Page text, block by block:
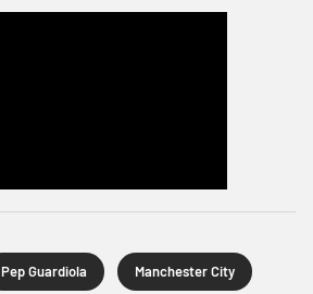
Pep Guardiola Manchester City